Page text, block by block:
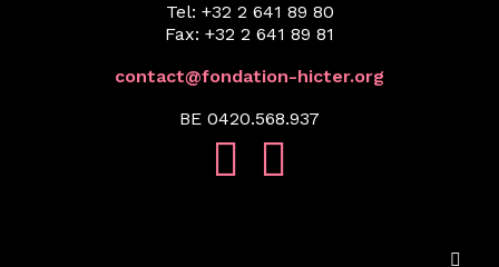
Tel: +32 2 641 89 80
Fax: +32 2 641 89 81
contact@fondation-hicter.org
BE 0420.568.937